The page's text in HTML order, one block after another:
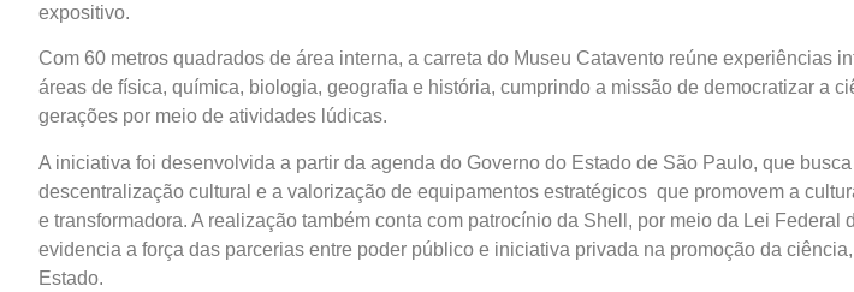
expositivo.
Com 60 metros quadrados de área interna, a carreta do Museu Catavento reúne experiências
áreas de física, química, biologia, geografia e história, cumprindo a missão de democratizar a
gerações por meio de atividades lúdicas.
A iniciativa foi desenvolvida a partir da agenda do Governo do Estado de São Paulo, que
descentralização cultural e a valorização de equipamentos estratégicos que promovem a
e transformadora. A realização também conta com patrocínio da Shell, por meio da Lei Federal
evidencia a força das parcerias entre poder público e iniciativa privada na promoção da
Estado.